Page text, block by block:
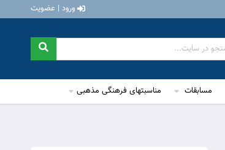
ورود | عضویت
مسابقات مناسبتهای فرهنگی مذهبی